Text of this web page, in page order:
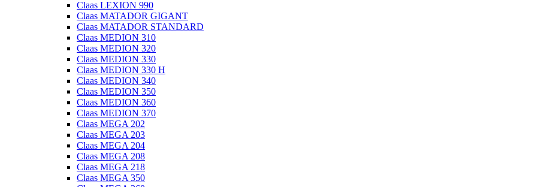
Claas LEXION 990
Claas MATADOR GIGANT
Claas MATADOR STANDARD
Claas MEDION 310
Claas MEDION 320
Claas MEDION 330
Claas MEDION 330 H
Claas MEDION 340
Claas MEDION 350
Claas MEDION 360
Claas MEDION 370
Claas MEGA 202
Claas MEGA 203
Claas MEGA 204
Claas MEGA 208
Claas MEGA 218
Claas MEGA 350